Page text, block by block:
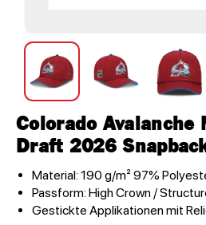
Colorado Avalanche
Draft 2026
Material: 190 g/m² 97%
Passform: High Crown /
Gestickte Applikationen mit